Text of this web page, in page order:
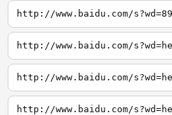
http://www.baidu.com/
http://www.baidu.com/
http://www.baidu.com/
http://www.baidu.com/